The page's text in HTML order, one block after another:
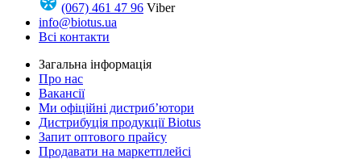
(067) 461 47 96 Viber
info@biotus.ua
Всі контакти
Загальна інформація
Про нас
Вакансії
Ми офіційні дистриб’ютори
Дистрибуція продукції Biotus
Запит оптового прайсу
Продавати на маркетплейсі